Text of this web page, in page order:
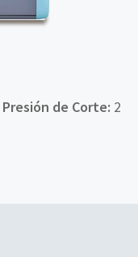
Presión de Corte: 2